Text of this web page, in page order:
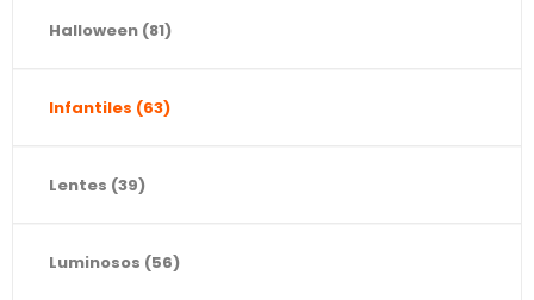
Halloween (81)
Infantiles (63)
Lentes (39)
Luminosos (56)